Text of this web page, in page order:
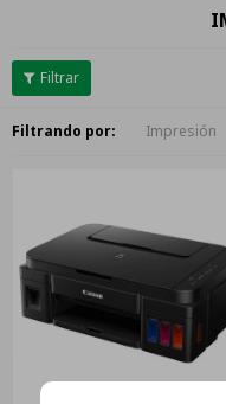
Filtrando por: Impresión